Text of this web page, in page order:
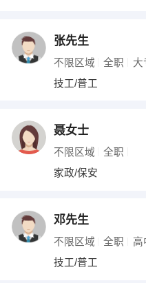
网络IT
收银员
水电/机修
编辑
张先生
不限区域 全职 大
技工/普工
聂女士
不限区域 全职
家政/保安
邓先生
不限区域 全职 高
技工/普工